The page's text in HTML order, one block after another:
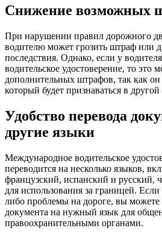
Снижение возможных
При нарушении правил дорожного
водителю может грозить штраф или
последствия. Однако, если у
водительское удостоверение, то это
дополнительных штрафов, так как он
который будет признаваться в другой
Удобство перевода
другие языки
Международное водительское
переводится на несколько языков,
французский, испанский и русский,
для использования за границей.
либо проблемы на дороге, вы можете
документа на нужный язык для
правоохранительными органами.